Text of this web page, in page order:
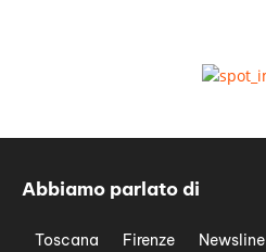
Abbiamo parlato di
Toscana Firenze Newsline